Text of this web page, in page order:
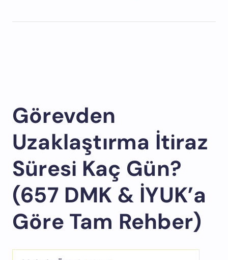
Görevden
Uzaklaştırma İtiraz
Süresi Kaç Gün?
(657 DMK & İYUK’a
Göre Tam Rehber)